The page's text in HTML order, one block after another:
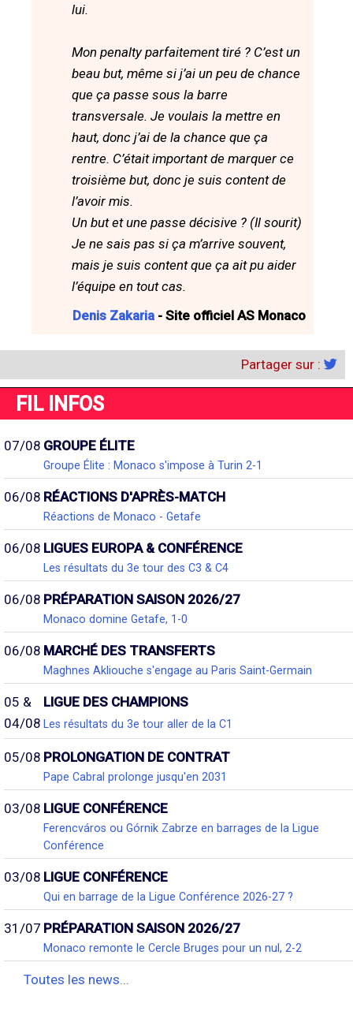
lui.
Mon penalty parfaitement tiré ? C’est un
beau but, même si j’ai un peu de chance
que ça passe sous la barre
transversale. Je voulais la mettre en
haut, donc j’ai de la chance que ça
rentre. C’était important de marquer ce
troisième but, donc je suis content de
l’avoir mis.
Un but et une passe décisive ? (Il sourit)
Je ne sais pas si ça m’arrive souvent,
mais je suis content que ça ait pu aider
l’équipe en tout cas.
Denis Zakaria - Site officiel AS Monaco
Partager sur :
FIL INFOS
07/08 GROUPE ÉLITE
Groupe Élite : Monaco s'impose à Turin 2-1
06/08 RÉACTIONS D'APRÈS-MATCH
Réactions de Monaco - Getafe
06/08 LIGUES EUROPA & CONFÉRENCE
Les résultats du 3e tour des C3 & C4
06/08 PRÉPARATION SAISON 2026/27
Monaco domine Getafe, 1-0
06/08 MARCHÉ DES TRANSFERTS
Maghnes Akliouche s'engage au Paris Saint-Germain
05 &
04/08
LIGUE DES CHAMPIONS
Les résultats du 3e tour aller de la C1
05/08 PROLONGATION DE CONTRAT
Pape Cabral prolonge jusqu'en 2031
03/08 LIGUE CONFÉRENCE
Ferencváros ou Górnik Zabrze en barrages de la Ligue
Conférence
03/08 LIGUE CONFÉRENCE
Qui en barrage de la Ligue Conférence 2026-27 ?
31/07 PRÉPARATION SAISON 2026/27
Monaco remonte le Cercle Bruges pour un nul, 2-2
Toutes les news...